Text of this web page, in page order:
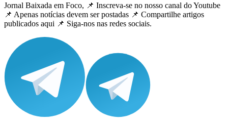
Jornal Baixada em Foco, 📌 Inscreva-se no nosso canal do Youtube
📌 Apenas notícias devem ser postadas 📌 Compartilhe artigos
publicados aqui 📌 Siga-nos nas redes sociais.